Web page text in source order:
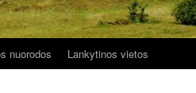
nuorodos Lankytinos vietos